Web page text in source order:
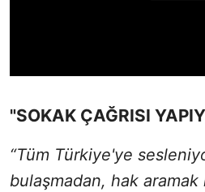
"SOKAK ÇAĞRISI
“Tüm Türkiye'ye
bulaşmadan, hak